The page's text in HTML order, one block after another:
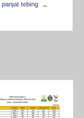
panjat tebing